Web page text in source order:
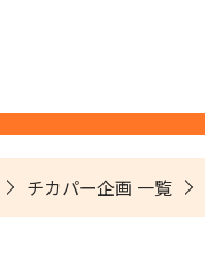
チカパー企画 一覧